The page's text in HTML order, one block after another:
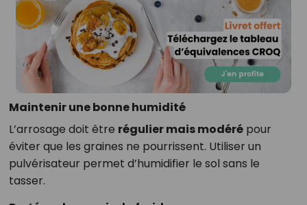
Maintenir une bonne humidité
L’arrosage doit être régulier mais modérépour
éviter que les graines ne pourrissent. Utiliser un
pulvérisateur permet d’humidifier le sol sans le
tasser.